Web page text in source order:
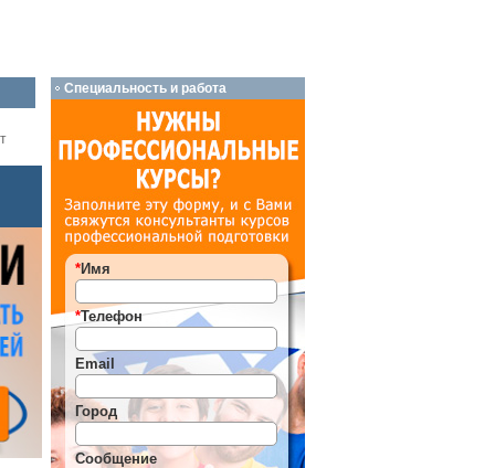
Специальность и работа
*Имя
*Телефон
Email
Город
Сообщение